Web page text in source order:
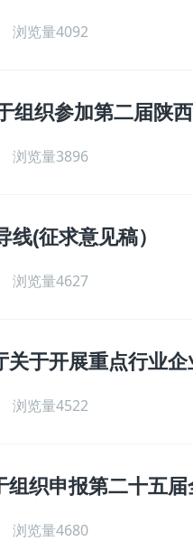
浏览量4092
组织参加第二届陕
浏览量3896
(征求意见稿）
浏览量4627
关于开展重点行业
浏览量4522
组织申报第二十五
浏览量4680